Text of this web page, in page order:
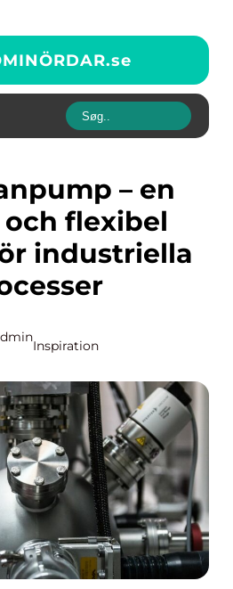
se
flexibel
industriella
Inspiration